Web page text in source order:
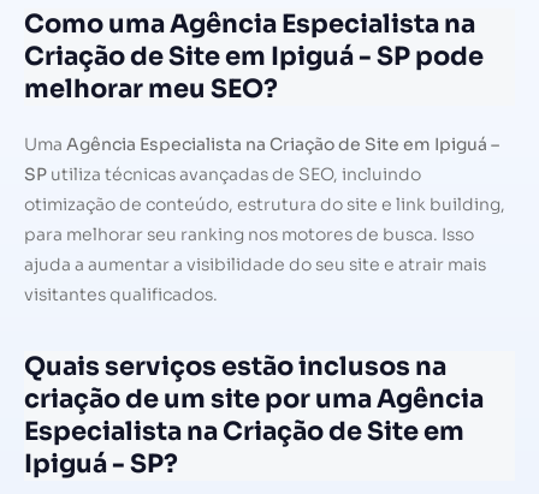
Como uma Agência Especialista na
Criação de Site em Ipiguá - SP pode
melhorar meu SEO?
Uma Agência Especialista na Criação de Site em Ipiguá –
SP utiliza técnicas avançadas de SEO, incluindo
otimização de conteúdo, estrutura do site e link building,
para melhorar seu ranking nos motores de busca. Isso
ajuda a aumentar a visibilidade do seu site e atrair mais
visitantes qualificados.
Quais serviços estão inclusos na
criação de um site por uma Agência
Especialista na Criação de Site em
Ipiguá - SP?